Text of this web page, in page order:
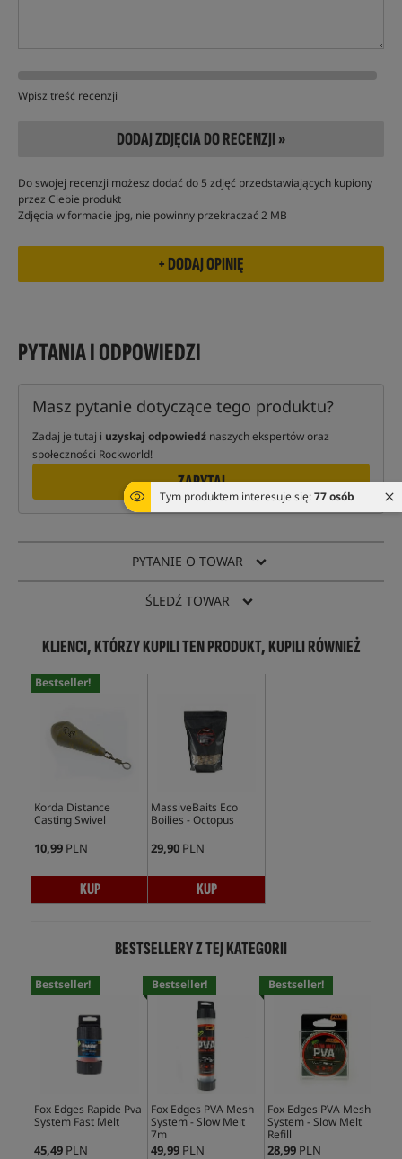
Tym produktem interesuje się:77 osób
Wpisz treść recenzji
DODAJ ZDJĘCIA DO RECENZJI »
Do swojej recenzji możesz dodać do 5 zdjęć przedstawiających kupiony
przez Ciebie produkt
Zdjęcia w formacie jpg, nie powinny przekraczać 2 MB
PYTANIA I ODPOWIEDZI
Masz pytanie dotyczące tego produktu?
Zadaj je tutaj i uzyskaj odpowiedź naszych ekspertów oraz
społeczności Rockworld!
ZAPYTAJ
PYTANIE O TOWAR
ŚLEDŹ TOWAR
KLIENCI, KTÓRZY KUPILI TEN PRODUKT, KUPILI RÓWNIEŻ
Bestseller!
Korda Distance
Casting Swivel
10,99 PLN
KUP
MassiveBaits Eco
Boilies - Octopus
29,90 PLN
KUP
BESTSELLERY Z TEJ KATEGORII
Bestseller!
Fox Edges Rapide Pva
System Fast Melt
45,49 PLN
Bestseller!
Fox Edges PVA Mesh
System - Slow Melt
7m
49,99 PLN
Bestseller!
Fox Edges PVA Mesh
System - Slow Melt
Refill
28,99 PLN